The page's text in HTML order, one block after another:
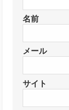
名前
メール
サイト